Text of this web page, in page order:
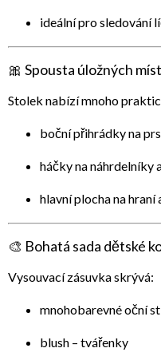
ideální pro sledování
🎀 Spousta úložných
Stolek nabízí mnoho
boční přihrádkyna
háčkyna náhrdelníky
hlavní plochana hraní
🎨 Bohatá sada dětské
Vysouvací zásuvka skrývá:
mnohobarevné oční
blush – tvářenky